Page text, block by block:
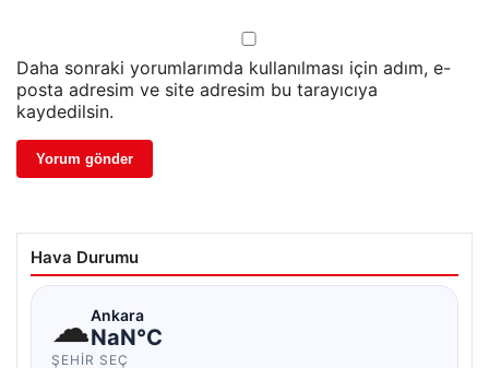
Daha sonraki yorumlarımda kullanılması için adım, e-
posta adresim ve site adresim bu tarayıcıya
kaydedilsin.
Hava Durumu
☁Ankara
NaN°C
ŞEHIR SEÇ